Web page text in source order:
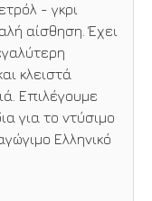
- γκρι
αίσθηση. Έχει
κλειστά
Επιλέγουμε
για το ντύσιμο
Ελληνικό